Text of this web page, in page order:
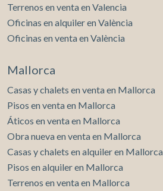
Terrenos en venta en Valencia
Oficinas en alquiler en València
Oficinas en venta en València
Mallorca
Casas y chalets en venta en Mallorca
Pisos en venta en Mallorca
Áticos en venta en Mallorca
Obra nueva en venta en Mallorca
Casas y chalets en alquiler en Mallorca
Pisos en alquiler en Mallorca
Terrenos en venta en Mallorca